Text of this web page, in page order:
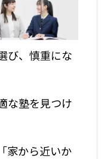
び、慎重にな
な塾を見つけ
家から近いか